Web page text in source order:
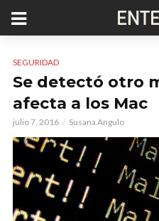
SEGURIDAD
Se detectó otro
afecta a los Mac
julio 7, 2016 Susana Angulo